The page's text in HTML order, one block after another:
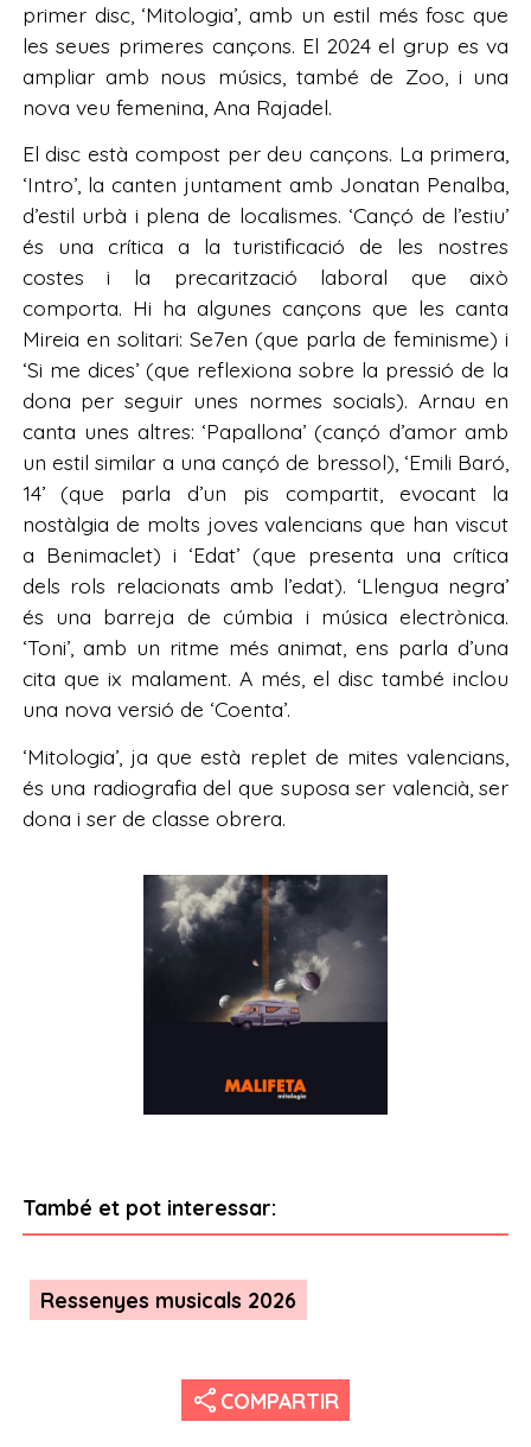
primer disc, ‘Mitologia’, amb un estil més fosc que
les seues primeres cançons. El 2024 el grup es va
ampliar amb nous músics, també de Zoo, i una
nova veu femenina, Ana Rajadel.
El disc està compost per deu cançons. La primera,
‘Intro’, la canten juntament amb Jonatan Penalba,
d’estil urbà i plena de localismes. ‘Cançó de l’estiu’
és una crítica a la turistificació de les nostres
costes i la precarització laboral que això
comporta. Hi ha algunes cançons que les canta
Mireia en solitari: Se7en (que parla de feminisme) i
‘Si me dices’ (que reflexiona sobre la pressió de la
dona per seguir unes normes socials). Arnau en
canta unes altres: ‘Papallona’ (cançó d’amor amb
un estil similar a una cançó de bressol), ‘Emili Baró,
14’ (que parla d’un pis compartit, evocant la
nostàlgia de molts joves valencians que han viscut
a Benimaclet) i ‘Edat’ (que presenta una crítica
dels rols relacionats amb l’edat). ‘Llengua negra’
és una barreja de cúmbia i música electrònica.
‘Toni’, amb un ritme més animat, ens parla d’una
cita que ix malament. A més, el disc també inclou
una nova versió de ‘Coenta’.
‘Mitologia’, ja que està replet de mites valencians,
és una radiografia del que suposa ser valencià, ser
dona i ser de classe obrera.
També et pot interessar:
Ressenyes musicals 2026
share COMPARTIR